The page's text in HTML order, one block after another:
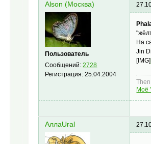
Alson (Москва)
Пользователь
Сообщений:2728
Регистрация:25.04.2004
На
Jin
[IMG]
Моё
АллаUral